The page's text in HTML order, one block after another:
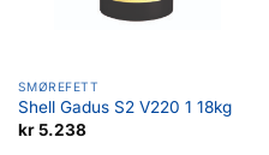
SMØREFETT
Shell Gadus S2 V220 1 18kg
kr5.238